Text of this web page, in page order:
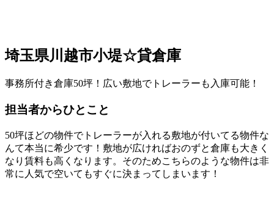
埼玉県川越市小堤☆貸倉庫
事務所付き倉庫50坪！広い敷地でトレーラーも入庫可能！
担当者からひとこと
50坪ほどの物件でトレーラーが入れる敷地が付いてる物件な
んて本当に希少です！敷地が広ければおのずと倉庫も大きく
なり賃料も高くなります。そのためこちらのような物件は非
常に人気で空いてもすぐに決まってしまいます！